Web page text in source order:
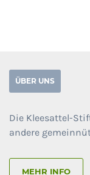
ÜBER UNS
Die Kleesattel-
andere
MEHR INFO